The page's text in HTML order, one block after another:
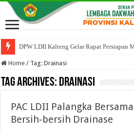
DPW LDII Kalteng Gelar Rapat Persiapan
Home / Tag:Drainasi
Tag Archives: Drainasi
PAC LDII Palangka
Bersih-bersih Drainase